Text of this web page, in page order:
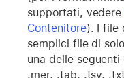
supportati, vedere
Contenitore). I file
semplici file di
una delle
.mer, .tab, .tsv,